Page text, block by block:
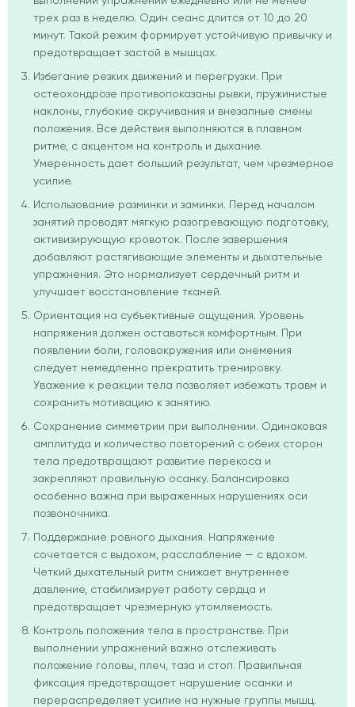
трех раз в неделю. Один сеанс длится от 10 до 20
минут. Такой режим формирует устойчивую привычку и
предотвращает застой в мышцах.
Избегание резких движений и перегрузки. При
остеохондрозе противопоказаны рывки, пружинистые
наклоны, глубокие скручивания и внезапные смены
положения. Все действия выполняются в плавном
ритме, с акцентом на контроль и дыхание.
Умеренность дает больший результат, чем чрезмерное
усилие.
Использование разминки и заминки. Перед началом
занятий проводят мягкую разогревающую подготовку,
активизирующую кровоток. После завершения
добавляют растягивающие элементы и дыхательные
упражнения. Это нормализует сердечный ритм и
улучшает восстановление тканей.
Ориентация на субъективные ощущения. Уровень
напряжения должен оставаться комфортным. При
появлении боли, головокружения или онемения
следует немедленно прекратить тренировку.
Уважение к реакции тела позволяет избежать травм и
сохранить мотивацию к занятию.
Сохранение симметрии при выполнении. Одинаковая
амплитуда и количество повторений с обеих сторон
тела предотвращают развитие перекоса и
закрепляют правильную осанку. Балансировка
особенно важна при выраженных нарушениях оси
позвоночника.
Поддержание ровного дыхания. Напряжение
сочетается с выдохом, расслабление — с вдохом.
Четкий дыхательный ритм снижает внутреннее
давление, стабилизирует работу сердца и
предотвращает чрезмерную утомляемость.
Контроль положения тела в пространстве. При
выполнении упражнений важно отслеживать
положение головы, плеч, таза и стоп. Правильная
фиксация предотвращает нарушение осанки и
перераспределяет усилие на нужные группы мышц.